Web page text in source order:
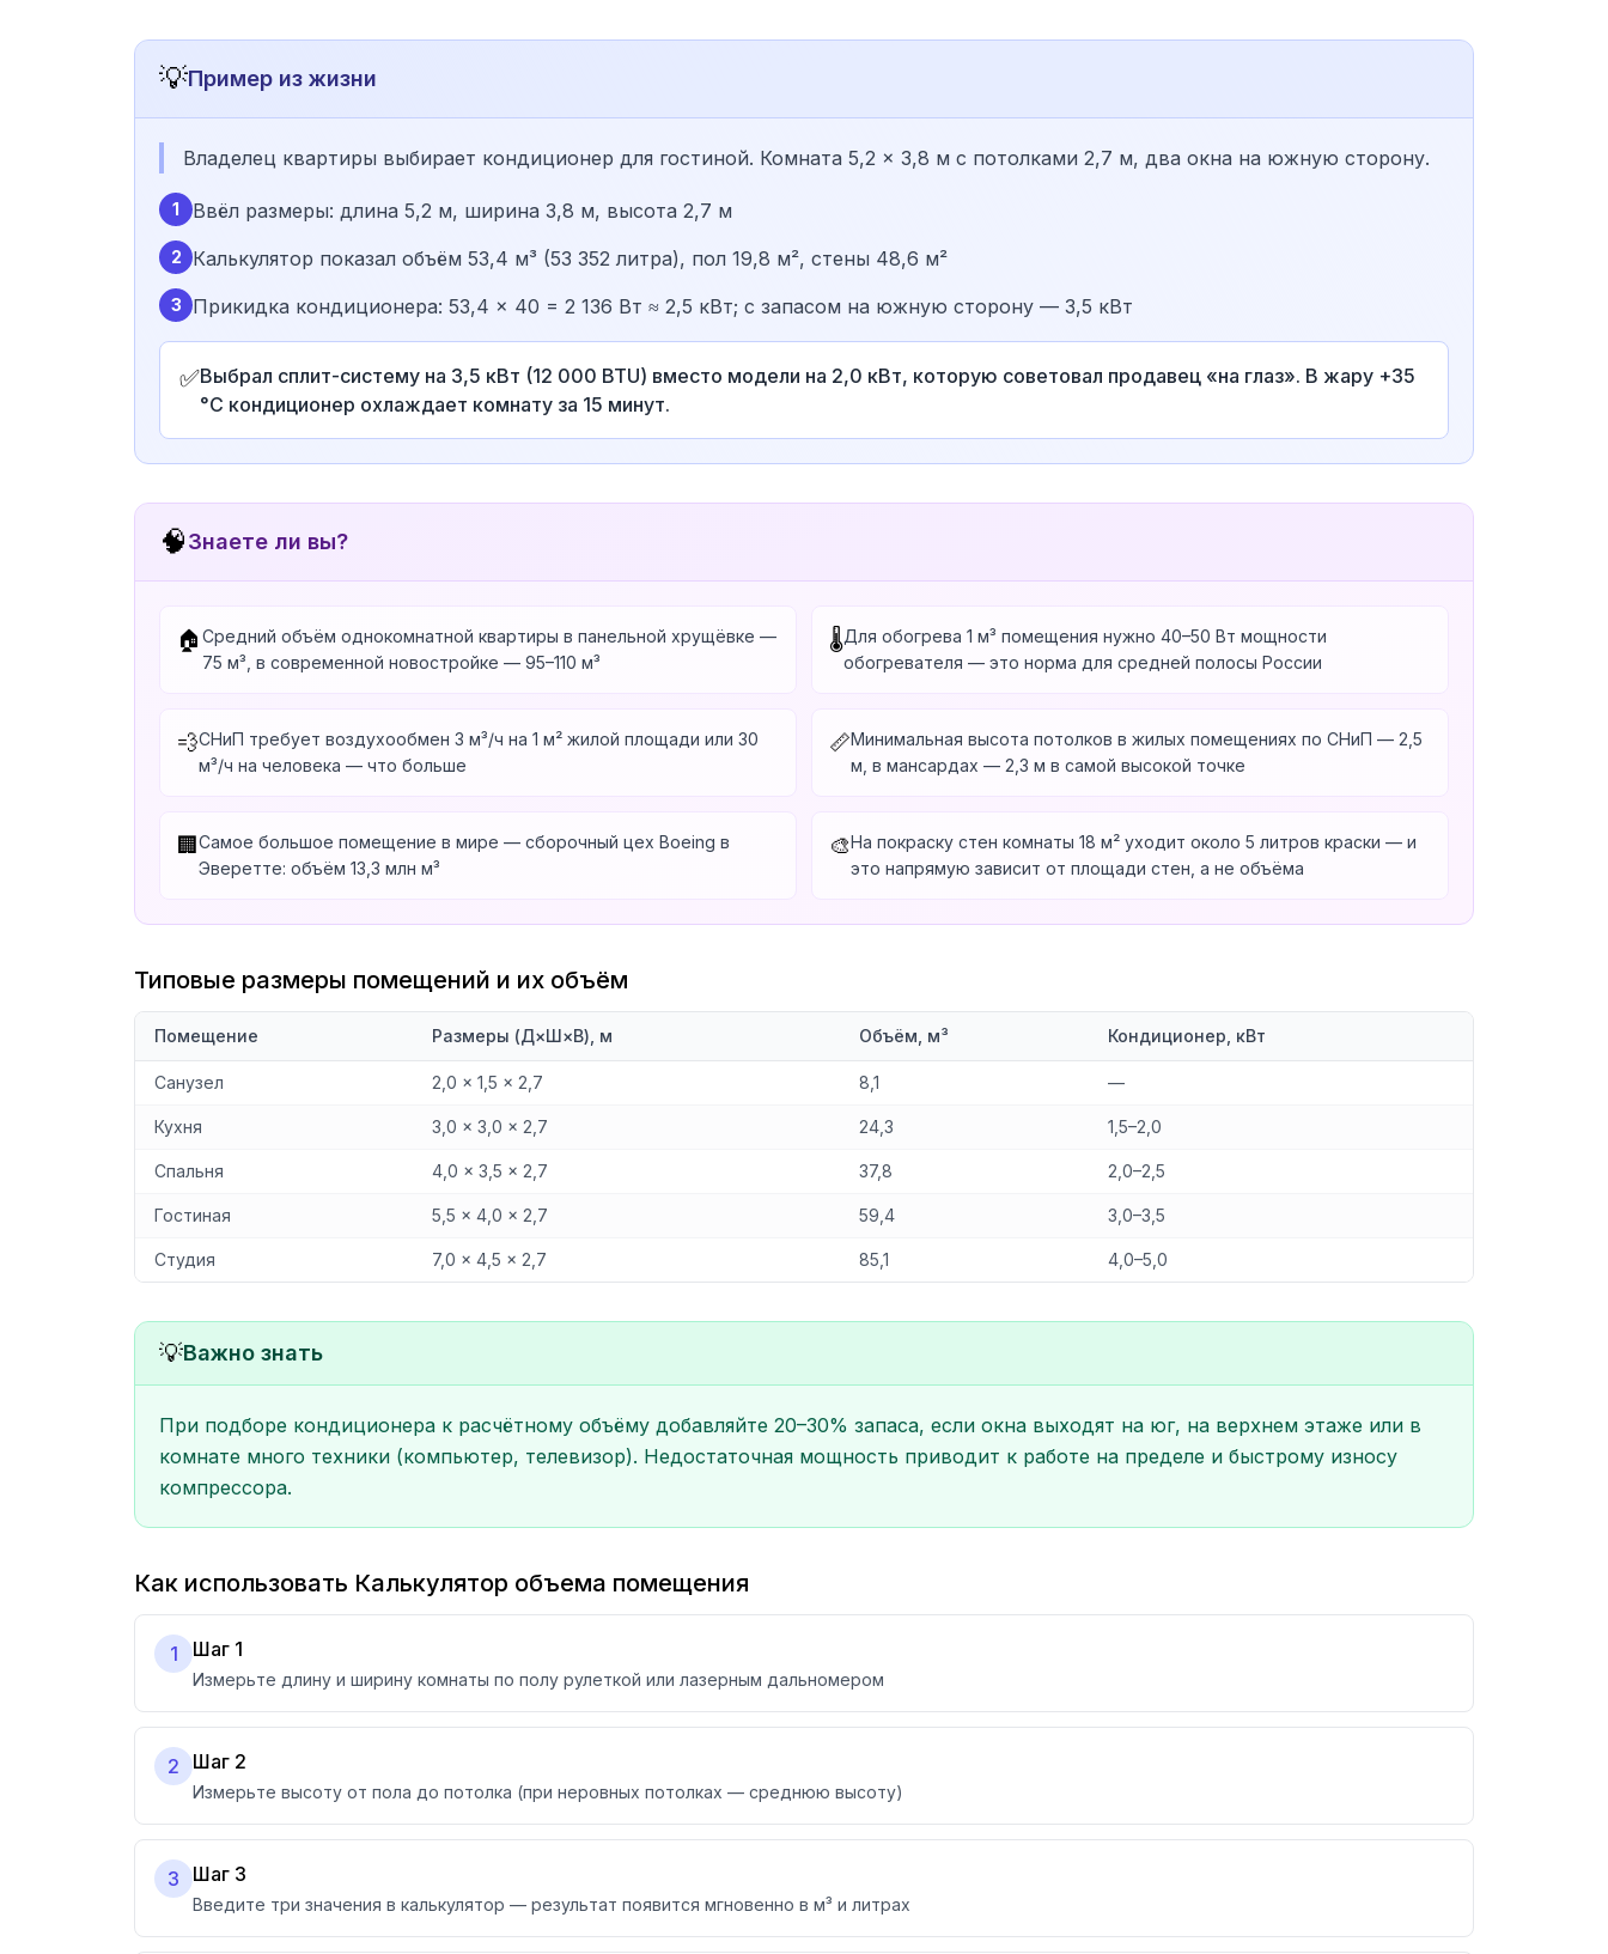
💡Пример из жизни
Владелец квартиры выбирает кондиционер для гостиной. Комната 5,2 × 3,8 м с потолками 2,7 м, два окна на южную сторону.
1 Ввёл размеры: длина 5,2 м, ширина 3,8 м, высота 2,7 м
2 Калькулятор показал объём 53,4 м³ (53 352 литра), пол 19,8 м², стены 48,6 м²
3 Прикидка кондиционера: 53,4 × 40 = 2 136 Вт ≈ 2,5 кВт; с запасом на южную сторону — 3,5 кВт
✅Выбрал сплит-систему на 3,5 кВт (12 000 BTU) вместо модели на 2,0 кВт, которую советовал продавец «на глаз». В жару +35
°C кондиционер охлаждает комнату за 15 минут.
🧠Знаете ли вы?
🏠 Средний объём однокомнатной квартиры в панельной хрущёвке —
75 м³, в современной новостройке — 95–110 м³
🌡️Для обогрева 1 м³ помещения нужно 40–50 Вт мощности
обогревателя — это норма для средней полосы России
💨СНиП требует воздухообмен 3 м³/ч на 1 м² жилой площади или 30
м³/ч на человека — что больше
📏Минимальная высота потолков в жилых помещениях по СНиП — 2,5
м, в мансардах — 2,3 м в самой высокой точке
🏢 Самое большое помещение в мире — сборочный цех Boeing в
Эверетте: объём 13,3 млн м³
🎨На покраску стен комнаты 18 м² уходит около 5 литров краски — и
это напрямую зависит от площади стен, а не объёма
Типовые размеры помещений и их объём
Помещение Размеры (Д×Ш×В), м Объём, м³ Кондиционер, кВт
Санузел 2,0 × 1,5 × 2,7 8,1 —
Кухня 3,0 × 3,0 × 2,7 24,3 1,5–2,0
Спальня 4,0 × 3,5 × 2,7 37,8 2,0–2,5
Гостиная 5,5 × 4,0 × 2,7 59,4 3,0–3,5
Студия 7,0 × 4,5 × 2,7 85,1 4,0–5,0
💡Важно знать
При подборе кондиционера к расчётному объёму добавляйте 20–30% запаса, если окна выходят на юг, на верхнем этаже или в
комнате много техники (компьютер, телевизор). Недостаточная мощность приводит к работе на пределе и быстрому износу
компрессора.
Как использовать Калькулятор объема помещения
1 Шаг 1
Измерьте длину и ширину комнаты по полу рулеткой или лазерным дальномером
2 Шаг 2
Измерьте высоту от пола до потолка (при неровных потолках — среднюю высоту)
3 Шаг 3
Введите три значения в калькулятор — результат появится мгновенно в м³ и литрах